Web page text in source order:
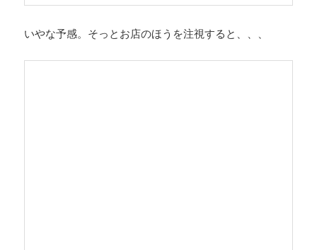
いやな予感。そっとお店のほうを注視すると、、、